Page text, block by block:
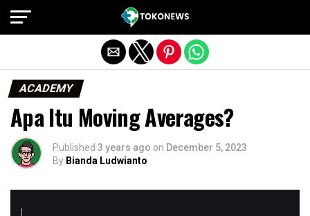
ACADEMY
Apa Itu Moving Averages?
Published 3 years ago on December 5, 2023
By Bianda Ludwianto
Exit mobile version